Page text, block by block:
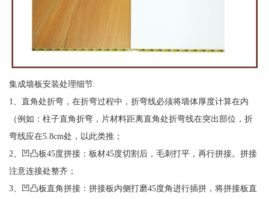
集成墙板安装处理细节:
1、直角处折弯，在折弯过程中，折弯线必须将墙体厚度计算在内
（例如：柱子直角折弯，片材料距离直角处折弯线在突出部位，折
弯线应在5.8cm处，以此类推；
2、凹凸板45度拼接：板材45度切割后，毛刺打平，再行拼接。拼接
注意连接处整齐；
3、凹凸板直角拼接：拼接板内侧打磨45度角进行插拼，将拼接板直